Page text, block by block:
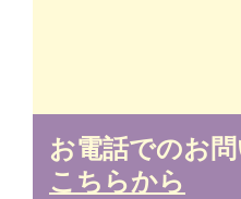
お電話でのお
こちらから